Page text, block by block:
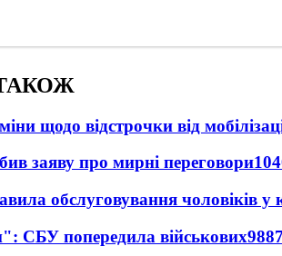
щодо відстрочки від
заяву про мирні переговори
обслуговування чоловіків у
СБУ попередила військових9887